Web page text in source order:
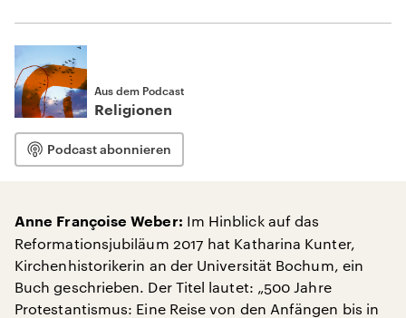
Aus dem Podcast
Religionen
Podcast abonnieren
Anne Françoise Weber: Im Hinblick auf das
Reformationsjubiläum 2017 hat Katharina Kunter,
Kirchenhistorikerin an der Universität Bochum, ein
Buch geschrieben. Der Titel lautet: „500 Jahre
Protestantismus: Eine Reise von den Anfängen bis in